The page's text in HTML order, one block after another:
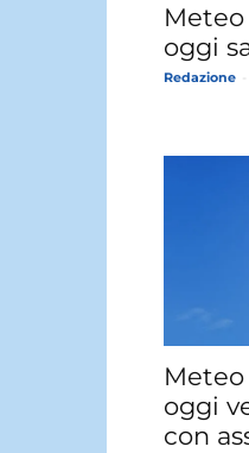
Meteo
oggi
Redazione
Meteo
oggi
con